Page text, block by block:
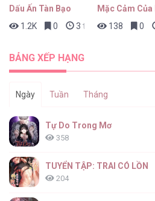
Đông Chí [...] –
Dấu Ấn Tàn Bạo
1.2K
0 3 tháng trước
Mặc Cảm Của
138
0
BẢNG XẾP HẠNG
Ngày Tuần Tháng
Tự Do Trong Mơ
358
TUYỂN TẬP: TRAI CÓ LỒN
204